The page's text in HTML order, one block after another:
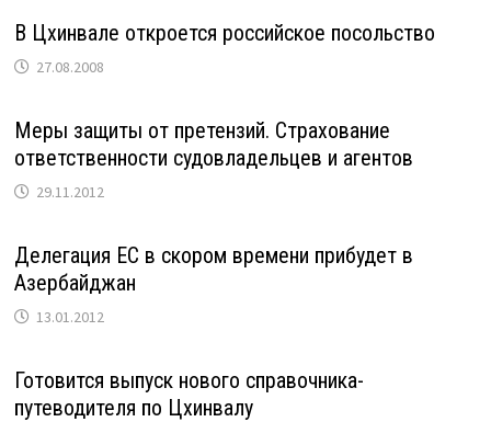
В Цхинвале откроется российское посольство
27.08.2008
Меры защиты от претензий. Страхование
ответственности судовладельцев и агентов
29.11.2012
Делегация ЕС в скором времени прибудет в
Азербайджан
13.01.2012
Готовится выпуск нового справочника-
путеводителя по Цхинвалу